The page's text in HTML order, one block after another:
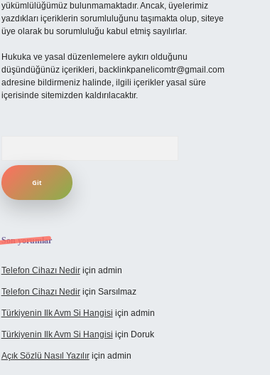
yükümlülüğümüz bulunmamaktadır. Ancak, üyelerimiz
yazdıkları içeriklerin sorumluluğunu taşımakta olup, siteye
üye olarak bu sorumluluğu kabul etmiş sayılırlar.
Hukuka ve yasal düzenlemelere aykırı olduğunu
düşündüğünüz içerikleri, backlinkpanelicomtr@gmail.com
adresine bildirmeniz halinde, ilgili içerikler yasal süre
içerisinde sitemizden kaldırılacaktır.
Son yorumlar
Telefon Cihazı Nediriçin admin
Telefon Cihazı Nediriçin Sarsılmaz
Türkiyenin Ilk Avm Si Hangisi için admin
Türkiyenin Ilk Avm Si Hangisi için Doruk
Açık Sözlü Nasıl Yazılıriçin admin